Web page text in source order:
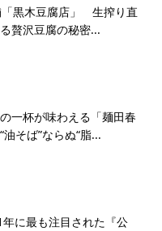
黒木豆腐店」 生搾り直
贅沢豆腐の秘密...
一杯が味わえる「麺田春
そば”ならぬ“脂...
年に最も注目された『公